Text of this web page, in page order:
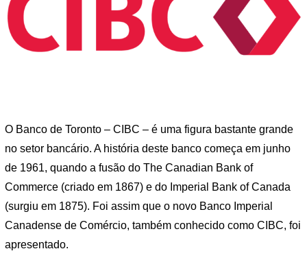
O Banco de Toronto – CIBC – é uma figura bastante grande
no setor bancário. A história deste banco começa em junho
de 1961, quando a fusão do The Canadian Bank of
Commerce (criado em 1867) e do Imperial Bank of Canada
(surgiu em 1875). Foi assim que o novo Banco Imperial
Canadense de Comércio, também conhecido como CIBC, foi
apresentado.